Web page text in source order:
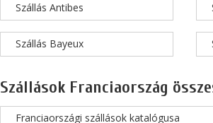
Szállás Antibes
Szállás Bayeux
Szállások Franciaország
Franciaországi szállások katalógusa